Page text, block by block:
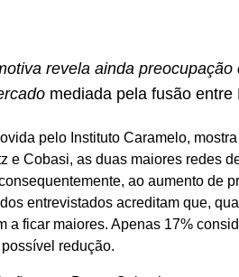
revela ainda preocupação
mediada pela fusão entre
pelo Instituto Caramelo,
e Cobasi, as duas maiores redes
ao aumento de
entrevistados acreditam que,
a ficar maiores. Apenas 17%
redução.